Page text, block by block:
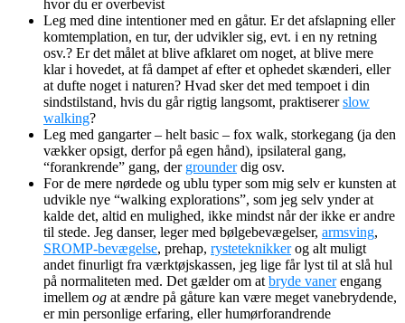
hvor du er overbevist
Leg med dine intentioner med en gåtur. Er det afslapning eller
komtemplation, en tur, der udvikler sig, evt. i en ny retning
osv.? Er det målet at blive afklaret om noget, at blive mere
klar i hovedet, at få dampet af efter et ophedet skænderi, eller
at dufte noget i naturen? Hvad sker det med tempoet i din
sindstilstand, hvis du går rigtig langsomt, praktisererslow
walking?
Leg med gangarter – helt basic – fox walk, storkegang (ja den
vækker opsigt, derfor på egen hånd), ipsilateral gang,
“forankrende” gang, der grounderdig osv.
For de mere nørdede og ublu typer som mig selv er kunsten at
udvikle nye “walking explorations”, som jeg selv ynder at
kalde det, altid en mulighed, ikke mindst når der ikke er andre
til stede. Jeg danser, leger med bølgebevægelser, armsving,
SROMP-bevægelse, prehap, rysteteknikkerog alt muligt
andet finurligt fra værktøjskassen, jeg lige får lyst til at slå hul
på normaliteten med. Det gælder om atbryde vanerengang
imellem og at ændre på gåture kan være meget vanebrydende,
er min personlige erfaring, eller humørforandrende